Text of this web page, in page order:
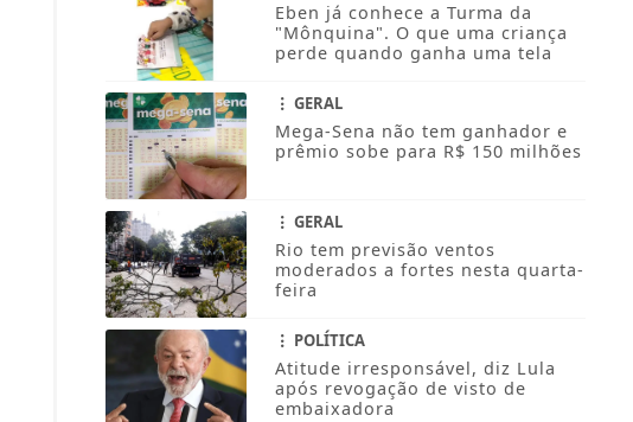
Eben já conhece a Turma da
"Mônquina". O que uma criança
perde quando ganha uma tela
GERAL
Mega-Sena não tem ganhador e
prêmio sobe para R$ 150 milhões
GERAL
Rio tem previsão ventos
moderados a fortes nesta quarta-
feira
POLÍTICA
Atitude irresponsável, diz Lula
após revogação de visto de
embaixadora